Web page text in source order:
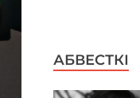
АБВЕСТКІ